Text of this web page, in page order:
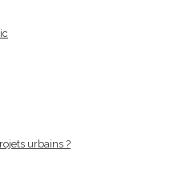
urbains ?